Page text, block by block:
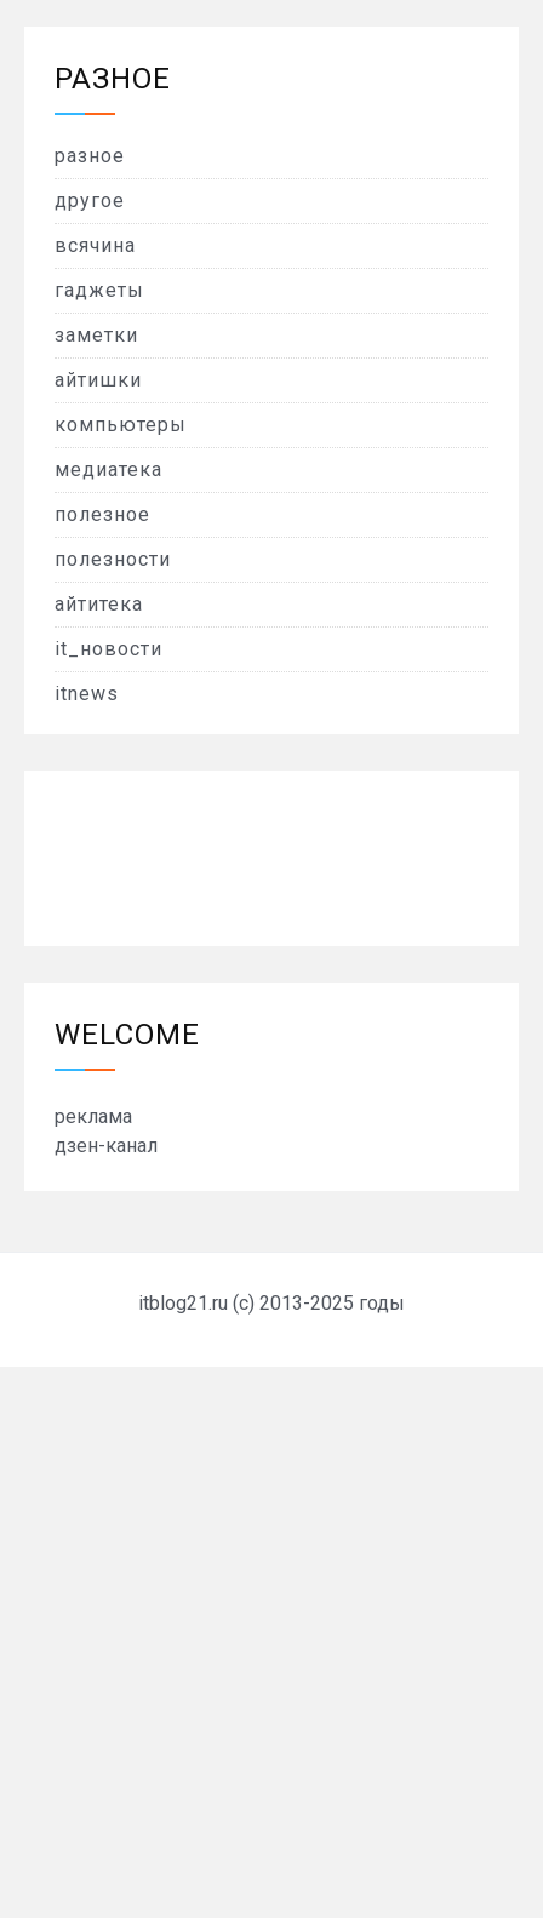
РАЗНОЕ
разное
другое
всячина
гаджеты
заметки
айтишки
компьютеры
медиатека
полезное
полезности
айтитека
it_новости
itnews
WELCOME
реклама
дзен-канал
itblog21.ru (c) 2013-2025 годы